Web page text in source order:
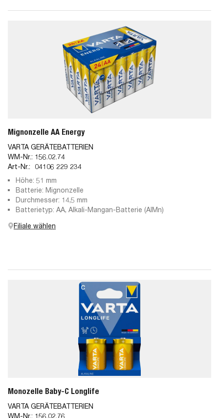
Mignonzelle AA Energy
VARTA GERÄTEBATTERIEN
WM-Nr.: 156.02.74
Art-Nr.:
04106 229 234
Höhe: 51 mm
Batterie: Mignonzelle
Durchmesser: 14,5 mm
Batterietyp: AA, Alkali-Mangan-Batterie (AlMn)
Filiale wählen
Monozelle Baby-C Longlife
VARTA GERÄTEBATTERIEN
WM-Nr.: 156.02.76